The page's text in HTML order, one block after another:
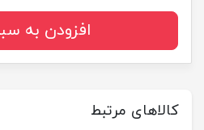
افزودن به
کالاهای مرتبط